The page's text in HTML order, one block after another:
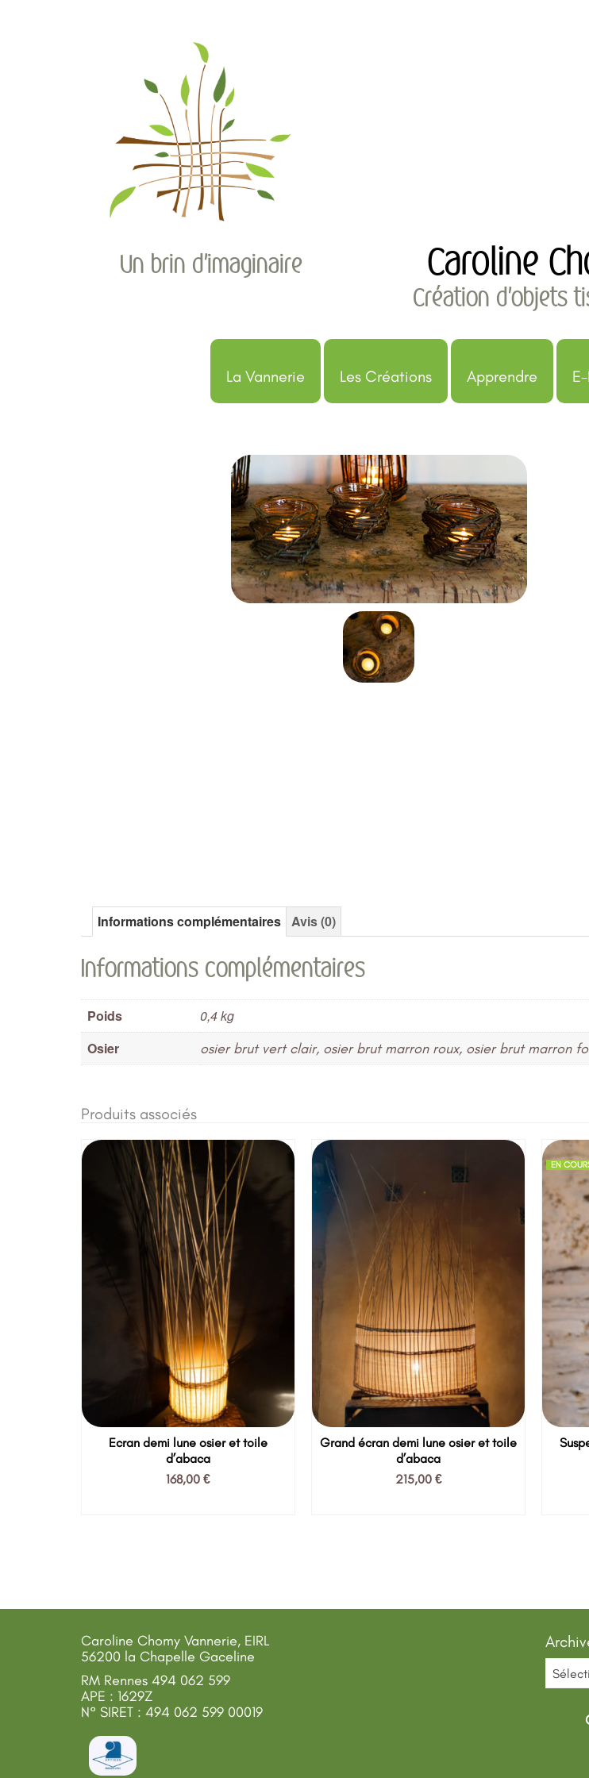
Caroline
Création d'objets
Un brin d'imaginaire
La Vannerie Les Créations Apprendre
Informations complémentaires Avis (0)
Informations complémentaires
Poids
0,4 kg
Osier
osier brut vert clair, osier brut marron roux, osier brut marron
Produits associés
Ecran demi lune osier et toile
d’abaca
168,00 €
Grand écran demi lune osier et toile
d’abaca
215,00 €
Caroline Chomy Vannerie, EIRL
56200 la Chapelle Gaceline
RM Rennes 494 062 599
APE : 1629Z
N° SIRET : 494 062 599 00019
Archives
des